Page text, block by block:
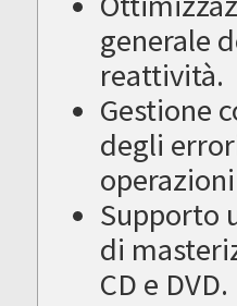
generale
reattività.
Gestione
degli
Supporto
di
CD e DVD.